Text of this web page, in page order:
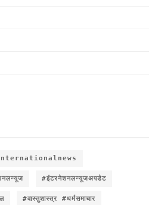
#इंटरनेशनलन्यूजअपडेट
#वास्तुशास्त्र #धर्मसमाचार